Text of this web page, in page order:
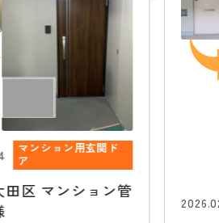
マンション用玄関ド
ア
田区 マンション管